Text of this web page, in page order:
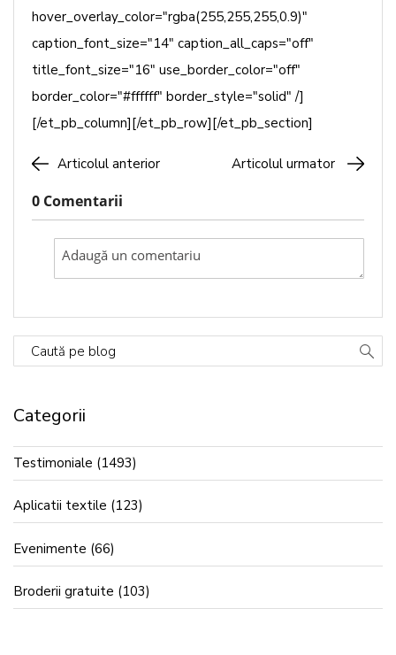
hover_overlay_color="rgba(255,255,255,0.9)"
caption_font_size="14" caption_all_caps="off"
title_font_size="16" use_border_color="off"
border_color="#ffffff" border_style="solid" /]
[/et_pb_column][/et_pb_row][/et_pb_section]
Articolul anterior Articolul urmator
0 Comentarii
Caută pe blog
Categorii
Testimoniale (1493)
Aplicatii textile (123)
Evenimente (66)
Broderii gratuite (103)